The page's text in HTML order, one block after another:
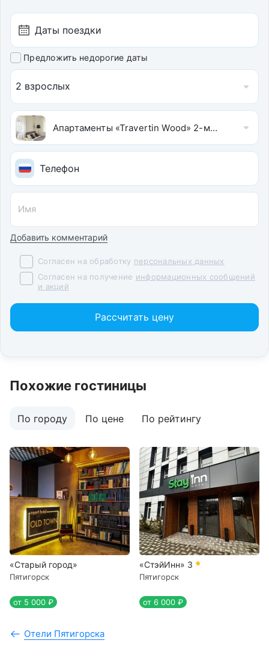
Предложить недорогие даты
2 взрослых
Апартаменты «Travertin Wood» 2-местные
Добавить комментарий
Согласен на обработку персональных данных
Согласен на получение информационных сообщений
и акций
Рассчитать цену
Похожие гостиницы
По городу По цене По рейтингу
«Старый город»
Пятигорск
от 5 000 ₽
«СтэйИнн» 3
Пятигорск
от 6 000 ₽
Отели Пятигорска